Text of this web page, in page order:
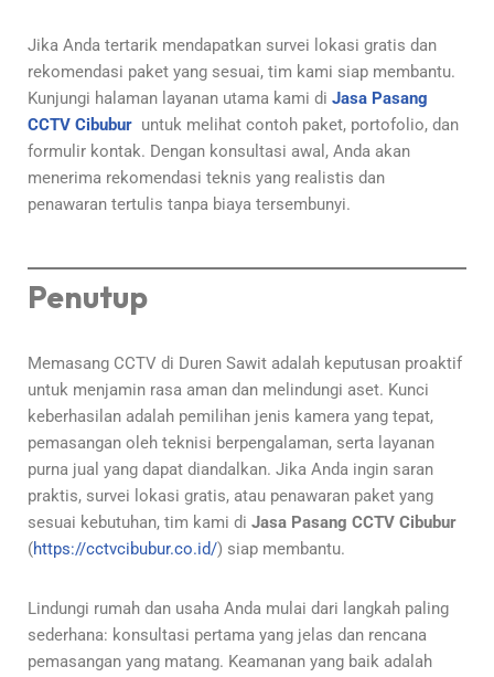
Jika Anda tertarik mendapatkan survei lokasi gratis dan
rekomendasi paket yang sesuai, tim kami siap membantu.
Kunjungi halaman layanan utama kami di Jasa Pasang
CCTV Cibubur untuk melihat contoh paket, portofolio, dan
formulir kontak. Dengan konsultasi awal, Anda akan
menerima rekomendasi teknis yang realistis dan
penawaran tertulis tanpa biaya tersembunyi.
Penutup
Memasang CCTV di Duren Sawit adalah keputusan proaktif
untuk menjamin rasa aman dan melindungi aset. Kunci
keberhasilan adalah pemilihan jenis kamera yang tepat,
pemasangan oleh teknisi berpengalaman, serta layanan
purna jual yang dapat diandalkan. Jika Anda ingin saran
praktis, survei lokasi gratis, atau penawaran paket yang
sesuai kebutuhan, tim kami di Jasa Pasang CCTV Cibubur
(https://cctvcibubur.co.id/) siap membantu.
Lindungi rumah dan usaha Anda mulai dari langkah paling
sederhana: konsultasi pertama yang jelas dan rencana
pemasangan yang matang. Keamanan yang baik adalah